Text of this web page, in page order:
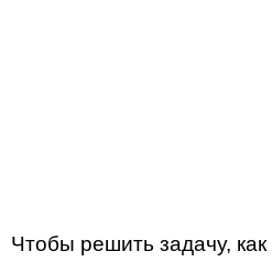
Чтобы решить задачу,